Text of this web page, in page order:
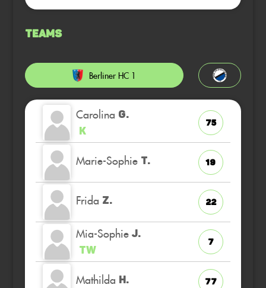
Teams
Berliner HC 1
Carolina G.
K
75
Marie-Sophie T. 19
Frida Z. 22
Mia-Sophie J.
TW
7
Mathilda H. 77